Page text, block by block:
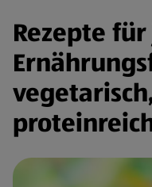
Rezepte